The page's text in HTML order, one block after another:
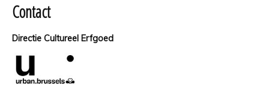
Contact
Directie Cultureel Erfgoed